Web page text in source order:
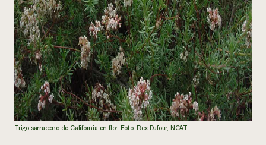
Trigo sarraceno de California en flor. Foto: Rex Dufour, NCAT